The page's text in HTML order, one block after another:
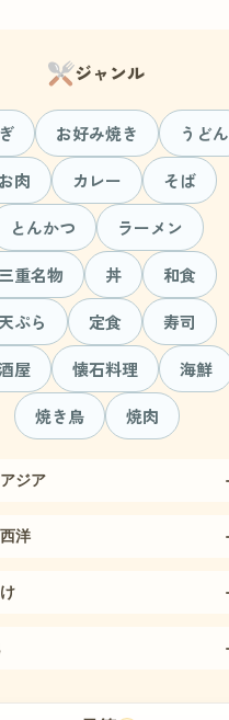
ジャンル
お好み焼き うどん
お肉 カレー そば
とんかつ ラーメン
重名物 丼 和食
天ぷら 定食 寿司
屋 懐石料理 海鮮
焼き鳥 焼肉
ジア
洋